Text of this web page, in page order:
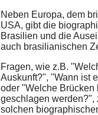
Neben Europa, dem
USA, gibt die
Brasilien und die
auch brasilianischen
Fragen, wie z.B.
Auskunft?", "Wann ist
oder "Welche
geschlagen werden?",
solchen